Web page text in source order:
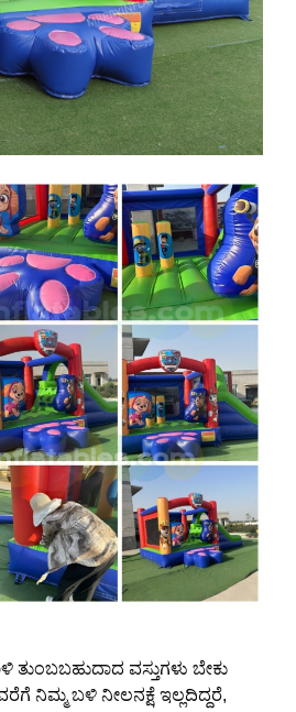
ವಸ್ತುಗಳು ಬೇಕು
ನಿಮ್ಮ ಬಳಿ ನೀಲನಕ್ಷೆ ಇಲ್ಲದಿದ್ದರೆ,